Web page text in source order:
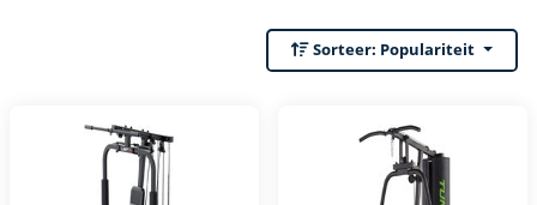
Sorteer: Populariteit